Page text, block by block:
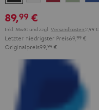
Black
White
Red
Green
89,99 €
Inkl. MwSt und zzgl. Versandkosten 2,99 €
Letzter niedrigster Preis69, 99 €
Originalpreis99, 99 €